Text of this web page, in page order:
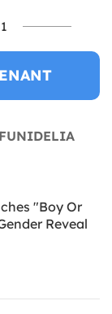
"Boy Or
Reveal